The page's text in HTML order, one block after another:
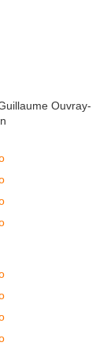
Ouvray-